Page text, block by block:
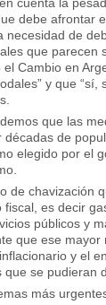
debe afrontar
necesidad de
que parecen
el Cambio en
y que
que las
décadas de
elegido por el
de chavización
fiscal, es decir
públicos y
que ese
y el
que se pudieran
más